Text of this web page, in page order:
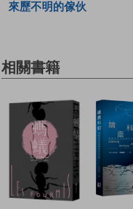
來歷不明的傢伙
相關書籍